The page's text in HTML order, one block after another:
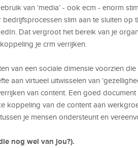
van ‘media’ - ook ecm - enorm
slim aan te sluiten op
Dat vergroot het bereik van je
je crm verrijken.
van een sociale dimensie voorzien
aan virtueel uitwisselen van
van content. Een goed
koppeling van de content aan
je mensen ondersteunt en
nog wel van jou?).